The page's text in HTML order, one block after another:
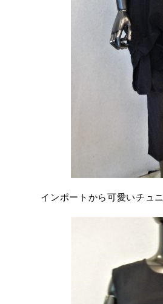
インポートから可愛いチュ